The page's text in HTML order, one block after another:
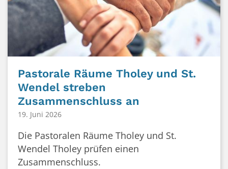
Pastorale Räume Tholey und St.
Wendel streben
Zusammenschluss an
19. Juni 2026
Die Pastoralen Räume Tholey und St.
Wendel Tholey prüfen einen
Zusammenschluss.